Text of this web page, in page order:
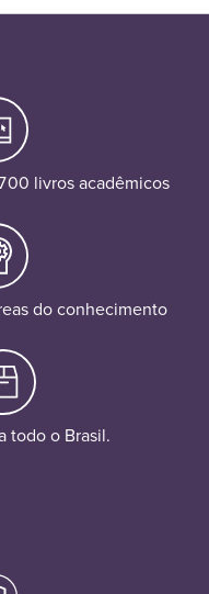
livros acadêmicos
do conhecimento
todo o Brasil.